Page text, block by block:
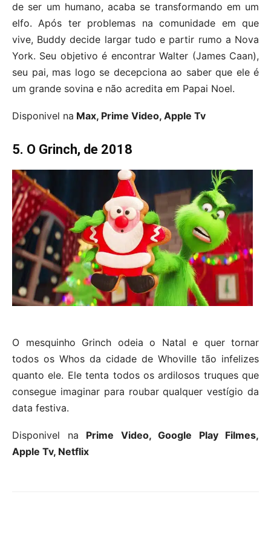
de ser um humano, acaba se transformando em um
elfo. Após ter problemas na comunidade em que
vive, Buddy decide largar tudo e partir rumo a Nova
York. Seu objetivo é encontrar Walter (James Caan),
seu pai, mas logo se decepciona ao saber que ele é
um grande sovina e não acredita em Papai Noel.
Disponivel na Max, Prime Video, Apple Tv
5. O Grinch, de 2018
O mesquinho Grinch odeia o Natal e quer tornar
todos os Whos da cidade de Whoville tão infelizes
quanto ele. Ele tenta todos os ardilosos truques que
consegue imaginar para roubar qualquer vestígio da
data festiva.
Disponivel na Prime Video, Google Play Filmes,
Apple Tv, Netflix